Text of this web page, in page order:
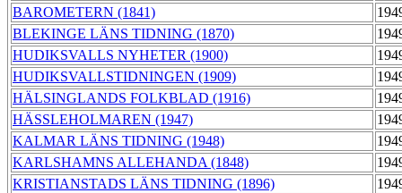
BAROMETERN (1841)
BLEKINGE LÄNS TIDNING (1870)
HUDIKSVALLS NYHETER (1900)
HUDIKSVALLSTIDNINGEN (1909)
HÄLSINGLANDS FOLKBLAD (1916)
HÄSSLEHOLMAREN (1947)
KALMAR LÄNS TIDNING (1948)
KARLSHAMNS ALLEHANDA (1848)
KRISTIANSTADS LÄNS TIDNING (1896)